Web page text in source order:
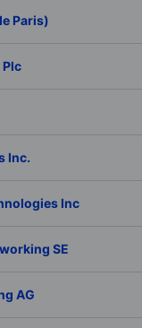
Paris)
Plc
Inc.
Inc
SE
AG